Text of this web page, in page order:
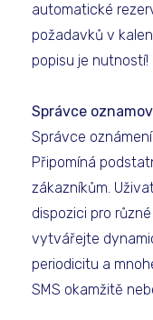
automatické
požadavků v
popisu je nutností!
Správce
Správce
Připomíná
zákazníkům.
dispozici pro
vytvářejte
periodicitu a
SMS okamžitě